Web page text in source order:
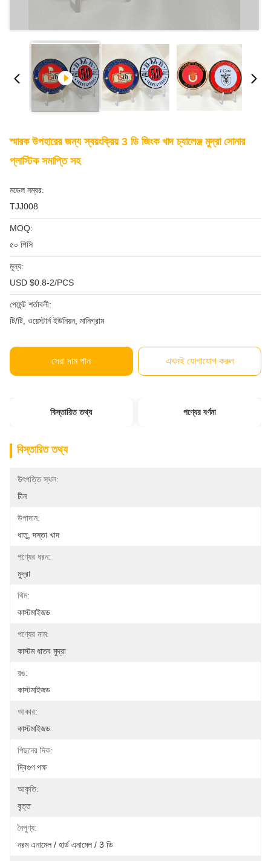
স্মারক উপহারের জন্য স্বয়ংক্রিয় 3 ডি জিংক খাদ চ্যালেঞ্জ মুদ্রা সোনার
প্লাস্টিক সমাপ্তি সহ
মডেল নম্বর:
TJJ008
MOQ:
৫০ পিসি
মূল্য:
USD $0.8-2/PCS
পেমেন্ট শর্তাবলী:
টি/টি, ওয়েস্টার্ন ইউনিয়ন, মানিগ্রাম
সেরা দাম পান এখনই যোগাযোগ করুন
বিস্তারিত তথ্য পণ্যের বর্ণনা
বিস্তারিত তথ্য
উৎপত্তি স্থল:
চীন
উপাদান:
ধাতু, দস্তা খাদ
পণ্যের ধরন:
মুদ্রা
থিম:
কাস্টমাইজড
পণ্যের নাম:
কাস্টম ধাতব মুদ্রা
রঙ:
কাস্টমাইজড
আকার:
কাস্টমাইজড
পিছনের দিক:
দ্বিগুণ পক্ষ
আকৃতি:
বৃত্ত
নৈপুণ্য:
নরম এনামেল / হার্ড এনামেল / 3 ডি